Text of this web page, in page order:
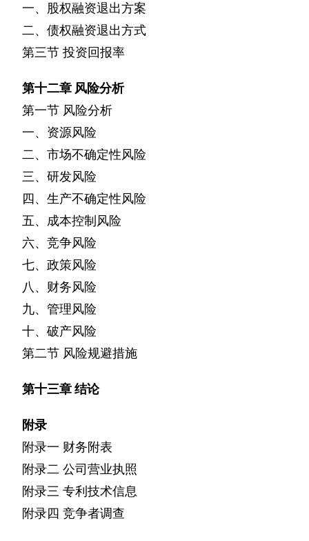
一、股权融资退出方案
二、债权融资退出方式
第三节 投资回报率
第十二章 风险分析
第一节 风险分析
一、资源风险
二、市场不确定性风险
三、研发风险
四、生产不确定性风险
五、成本控制风险
六、竞争风险
七、政策风险
八、财务风险
九、管理风险
十、破产风险
第二节 风险规避措施
第十三章结论
附录
附录一 财务附表
附录二 公司营业执照
附录三 专利技术信息
附录四 竞争者调查